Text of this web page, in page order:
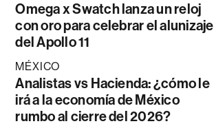
Omega x Swatch lanza un reloj
con oro para celebrar el alunizaje
del Apollo 11
MÉXICO
Analistas vs Hacienda: ¿cómo le
irá a la economía de México
rumbo al cierre del 2026?